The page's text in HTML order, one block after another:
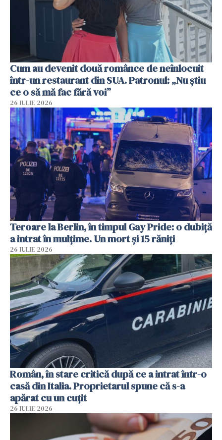
Cum au devenit două românce de neînlocuit
într-un restaurant din SUA. Patronul: „Nu știu
ce o să mă fac fără voi”
26 IULIE 2026
Teroare la Berlin, în timpul Gay Pride: o dubiță
a intrat în mulțime. Un mort și 15 răniți
26 IULIE 2026
Român, în stare critică după ce a intrat într-o
casă din Italia. Proprietarul spune că s-a
apărat cu un cuțit
26 IULIE 2026